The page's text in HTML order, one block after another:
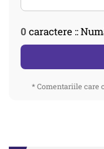
0 caractere ::
* Comentariile care